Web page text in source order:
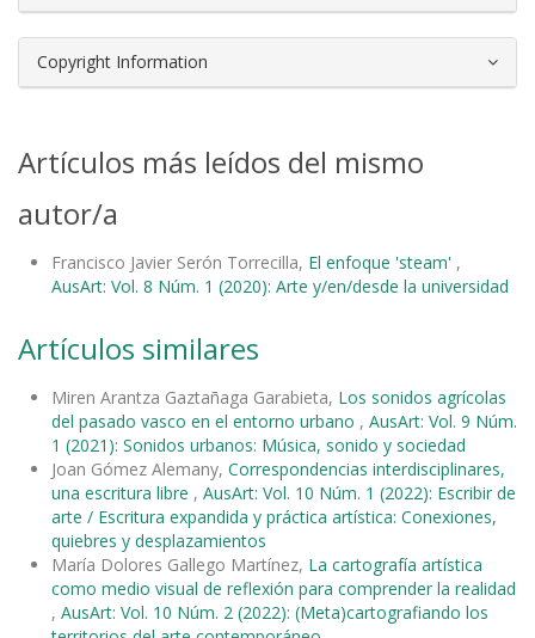
Copyright Information
Artículos más leídos del mismo
autor/a
Francisco Javier Serón Torrecilla, El enfoque 'steam' ,
AusArt: Vol. 8 Núm. 1 (2020): Arte y/en/desde la universidad
Artículos similares
Miren Arantza Gaztañaga Garabieta, Los sonidos agrícolas
del pasado vasco en el entorno urbano , AusArt: Vol. 9 Núm.
1 (2021): Sonidos urbanos: Música, sonido y sociedad
Joan Gómez Alemany, Correspondencias interdisciplinares,
una escritura libre , AusArt: Vol. 10 Núm. 1 (2022): Escribir de
arte / Escritura expandida y práctica artística: Conexiones,
quiebres y desplazamientos
María Dolores Gallego Martínez, La cartografía artística
como medio visual de reflexión para comprender la realidad
, AusArt: Vol. 10 Núm. 2 (2022): (Meta)cartografiando los